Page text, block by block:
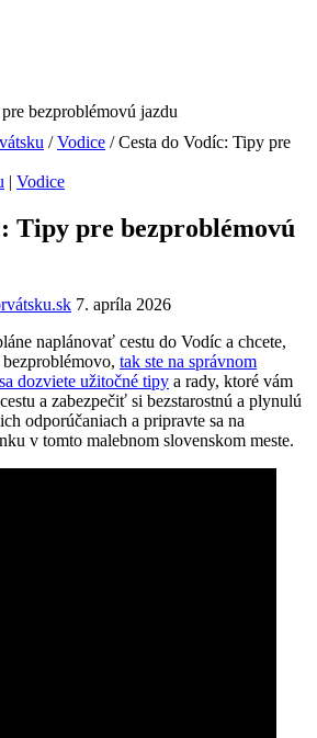
/ Vodice / Cesta do Vodíc: Tipy pre
| Vodice
Tipy pre bezproblémovú
7. apríla 2026
naplánovať cestu do Vodíc a chcete,
tak ste na správnom
dozviete užitočné tipy a rady, ktoré vám
a zabezpečiť si bezstarostnú a plynulú
odporúčaniach a pripravte sa na
v tomto malebnom slovenskom meste.